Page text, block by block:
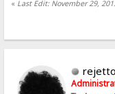
« Last Edit: November 29,
rejetto